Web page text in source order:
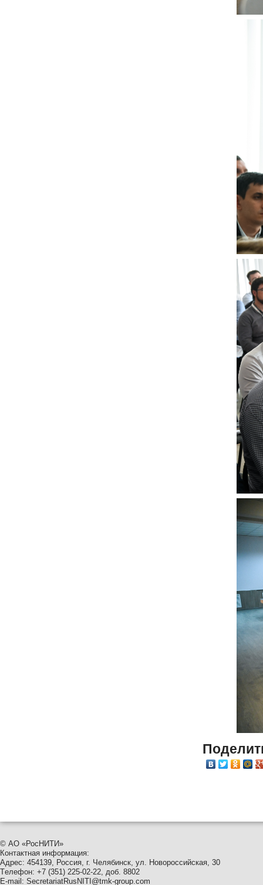
© АО «РосНИТИ»
Контактная информация:
Адрес: 454139, Россия, г. Челябинск, ул. Новороссийская, 30
Tелефон: +7 (351 ) 225-02-22, доб. 8802
E-mail: SecretariatRusNITI@tmk-group.com